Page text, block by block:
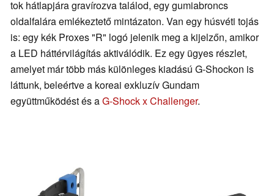
tok hátlapjára gravírozva találod, egy gumiabroncs
oldalfalára emlékeztető mintázaton. Van egy húsvéti tojás
is: egy kék Proxes "R" logó jelenik meg a kijelzőn, amikor
a LED háttérvilágítás aktiválódik. Ez egy ügyes részlet,
amelyet már több más különleges kiadású G-Shockon is
láttunk, beleértve a koreai exkluzív Gundam
együttműködést és aG-Shock x Challenger.